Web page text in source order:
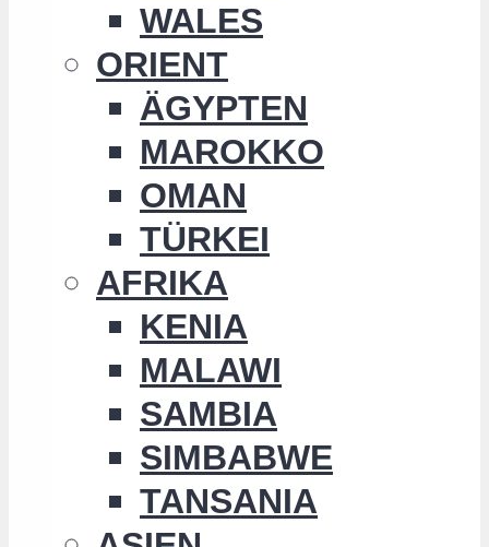
WALES
ORIENT
ÄGYPTEN
MAROKKO
OMAN
TÜRKEI
AFRIKA
KENIA
MALAWI
SAMBIA
SIMBABWE
TANSANIA